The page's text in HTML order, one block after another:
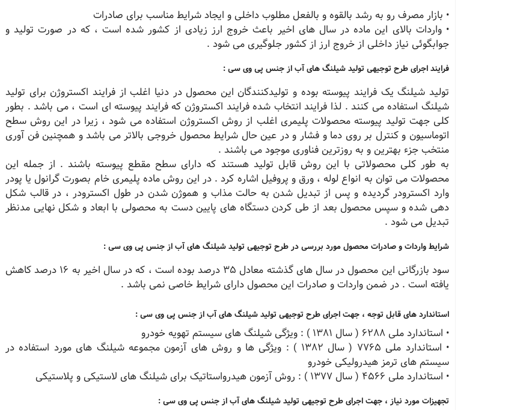
• بازار مصرف رو به رشد بالقوه و بالفعل مطلوب داخلی و ایجاد شرایط مناسب برای صادرات
• واردات بالای این ماده در سال های اخیر باعث خروج ارز زیادی از کشور شده است ، که در صورت تولید و
جوابگوئی نیاز داخلی از خروج ارز از کشور جلوگیری می شود .
فرایند اجرای طرح توجیهی تولید شیلنگ های آب از جنس پی وی سی :
تولید شیلنگ یک فرایند پیوسته بوده و تولیدکنندگان این محصول در دنیا اغلب از فرایند اکستروژن برای تولید
شیلنگ استفاده می کنند . لذا فرایند انتخاب شده فرایند اکستروژن که فرایند پیوسته ای است ، می باشد . بطور
کلی جهت تولید پیوسته محصولات پلیمری اغلب از روش اکستروژن استفاده می شود ، زیرا در این روش سطح
اتوماسیون و کنترل بر روی دما و فشار و در عین حال شرایط محصول خروجی بالاتر می باشد و همچنین فن آوری
منتخب جزء بهترین و به روزترین فناوری موجود می باشند .
به طور کلی محصولاتی با این روش قابل تولید هستند که دارای سطح مقطع پیوسته باشند . از جمله این
محصولات می توان به انواع لوله ، ورق و پروفیل اشاره کرد . در این روش ماده پلیمری خام بصورت گرانول یا پودر
وارد اکسترودر گردیده و پس از تبدیل شدن به حالت مذاب و هموژن شدن در طول اکسترودر ، در قالب شکل
دهی شده و سپس محصول بعد از طی کردن دستگاه های پایین دست به محصولی با ابعاد و شکل نهایی مدنظر
تبدیل می شود .
شرایط واردات و صادرات محصول مورد بررسی در طرح توجیهی تولید شیلنگ های آب از جنس پی وی سی :
سود بازرگانی این محصول در سال های گذشته معادل 35 درصد بوده است ، که در سال اخیر به 16 درصد کاهش
یافته است . در ضمن واردات و صادرات این محصول دارای شرایط خاصی نمی باشد .
استاندارد های قابل توجه ، جهت اجرای طرح توجیهی تولید شیلنگ های آب از جنس پی وی سی :
• استاندارد ملی 6288 ( سال 1381 ) : ویژگی شیلنگ های سیستم تهویه خودرو
• استاندارد ملی 7765 ( سال 1382 ) : ویژگی ها و روش های آزمون مجموعه شیلنگ های مورد استفاده در
سیستم های ترمز هیدرولیکی خودرو
• استاندارد ملی 4566 ( سال 1377 ) : روش آزمون هیدرواستاتیک برای شیلنگ های لاستیکی و پلاستیکی
تجهیزات مورد نیاز ، جهت اجرای طرح توجیهی تولید شیلنگ های آب از جنس پی وی سی :